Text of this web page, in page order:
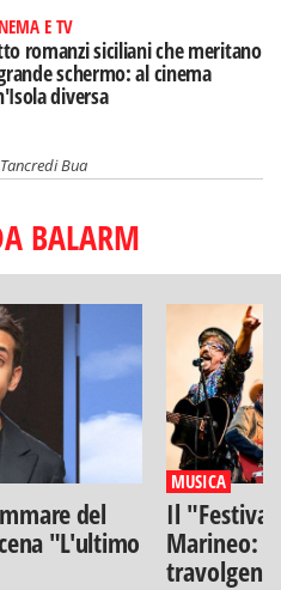
E TV
romanzi siciliani che meritano
schermo: al cinema
diversa
Tancredi Bua
BALARM
del
"L'ultimo
MUSICA
Il
Marineo: